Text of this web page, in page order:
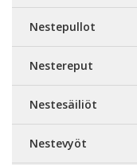
Nestepullot
Nestereput
Nestesäiliöt
Nestevyöt